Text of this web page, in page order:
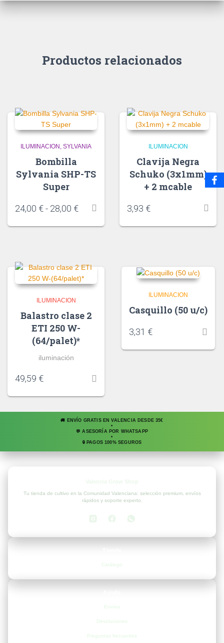
Productos relacionados
ILUMINACION SYLVANIA
Bombilla
Sylvania SHP-TS
Super
24,00 €- 28,00 €
ILUMINACION
Clavija Negra
Schuko (3x1mm)
+ 2 mcable
3,93 €
ILUMINACION
Balastro clase 2
ETI 250 W-
(64/palet)*
iluminación
49,59 €
ILUMINACION
Casquillo (50 u/c)
3,31 €
🚚 ENVÍO GRATIS EN VALENCIA DESDE 35€
•
💬 ASESORÍA POR WHATSAPP
•
🔒 PAGOS 100% SEGUROS
Tu tienda de cultivo en la Comunidad Valenciana: selección premium, envíos
rápidos y soporte experto.
Catálogo
Envíos
Devoluciones
Preguntas frecuentes